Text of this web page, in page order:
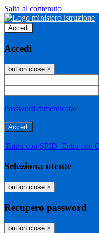
Salta al contenuto
Accedi
Accedi
button close ×
Password dimenticata?
-
Entra con SPID Entra con
Seleziona utente
button close ×
Recupero password
button close ×